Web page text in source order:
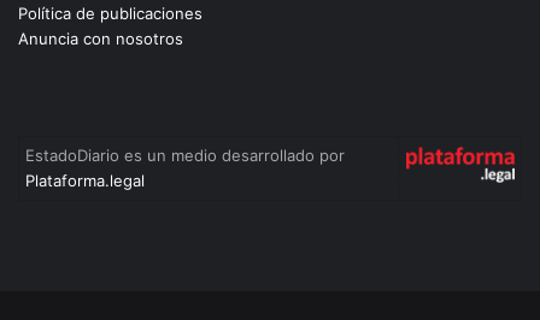
Política de publicaciones
Anuncia con nosotros
EstadoDiario es un medio desarrollado por
Plataforma.legal